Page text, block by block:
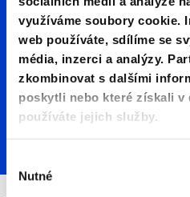
využíváme soubory cookie.
web používáte, sdílíme se
média, inzerci a analýzy.
zkombinovat s dalšími
poskytli nebo které získali v
používáte jejich služby.
ý
Nutné